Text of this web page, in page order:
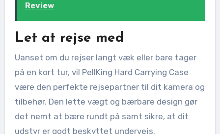
Review
Let at rejse med
Uanset om du rejser langt væk eller bare tager
på en kort tur, vil PellKing Hard Carrying Case
være den perfekte rejsepartner til dit kamera og
tilbehør. Den lette vægt og bærbare design gør
det nemt at bære rundt på samt sikre, at dit
udstyr er godt beskyttet undervejs.